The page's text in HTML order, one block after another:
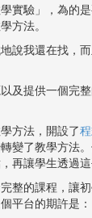
實驗」，為的
方法。
說我還在找，
及提供一個完
方法，開設了
變了教學方法
再讓學生透過
整的課程，讓
平台的期許是：